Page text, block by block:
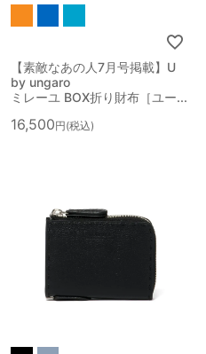
【素敵なあの人7月号掲載】U
by ungaro
ミレーユ BOX折り財布［ユー...
16,500 税込